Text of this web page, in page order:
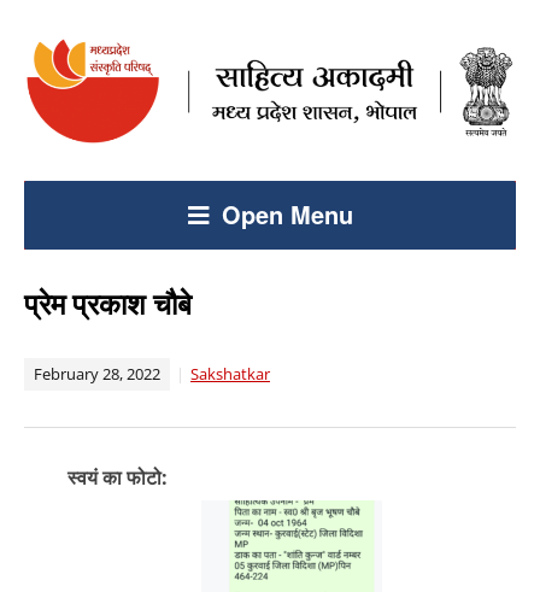
Open Menu
प्रेम प्रकाश चौबे
February 28, 2022 Sakshatkar
स्वयं का फोटो: